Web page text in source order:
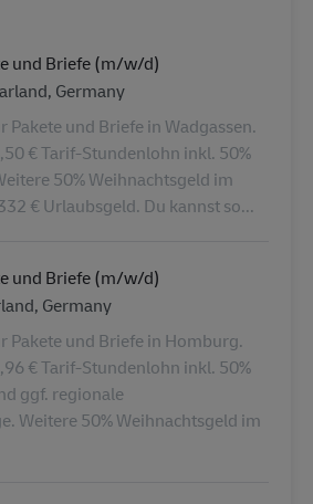
und Briefe (m/w/d)
Germany
Pakete und Briefe in Wadgassen.
€ Tarif-Stundenlohn inkl. 50%
50% Weihnachtsgeld im
€ Urlaubsgeld. Du kannst so...
und Briefe (m/w/d)
Germany
Pakete und Briefe in Homburg.
€ Tarif-Stundenlohn inkl. 50%
ggf. regionale
Weitere 50% Weihnachtsgeld im